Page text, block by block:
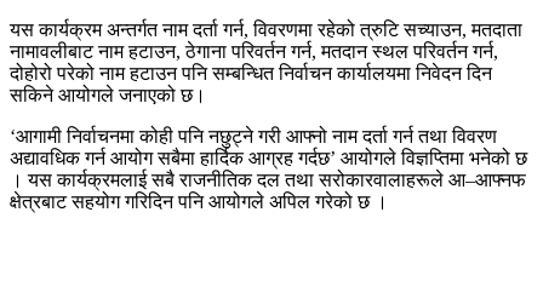
यस कार्यक्रम अन्तर्गत नाम दर्ता गर्न, विवरणमा रहेको त्रुटि सच्याउन, मतदाता
नामावलीबाट नाम हटाउन, ठेगाना परिवर्तन गर्न, मतदान स्थल परिवर्तन गर्न,
दोहोरो परेको नाम हटाउन पनि सम्बन्धित निर्वाचन कार्यालयमा निवेदन दिन
सकिने आयोगले जनाएको छ।
‘आगामी निर्वाचनमा कोही पनि नछुट्ने गरी आफ्नो नाम दर्ता गर्न तथा विवरण
अद्यावधिक गर्न आयोग सबैमा हार्दिक आग्रह गर्दछ’ आयोगले विज्ञप्तिमा भनेको छ
। यस कार्यक्रमलाई सबै राजनीतिक दल तथा सरोकारवालाहरूले आ–आफ्नफ
क्षेत्रबाट सहयोग गरिदिन पनि आयोगले अपिल गरेको छ ।